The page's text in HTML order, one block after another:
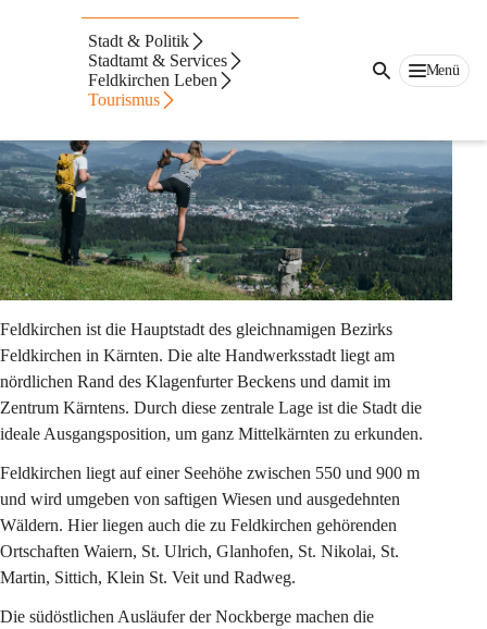
Stadt & Politik
Stadtamt & Services
Feldkirchen Leben
Tourismus
Menü
Bezirksstadt Feldkirchen
Feldkirchen ist die Hauptstadt des gleichnamigen Bezirks
Feldkirchen in Kärnten. Die alte Handwerksstadt liegt am
nördlichen Rand des Klagenfurter Beckens und damit im
Zentrum Kärntens. Durch diese zentrale Lage ist die Stadt die
ideale Ausgangsposition, um ganz Mittelkärnten zu erkunden.
Feldkirchen liegt auf einer Seehöhe zwischen 550 und 900 m
und wird umgeben von saftigen Wiesen und ausgedehnten
Wäldern. Hier liegen auch die zu Feldkirchen gehörenden
Ortschaften Waiern, St. Ulrich, Glanhofen, St. Nikolai, St.
Martin, Sittich, Klein St. Veit und Radweg.
Die südöstlichen Ausläufer der Nockberge machen die